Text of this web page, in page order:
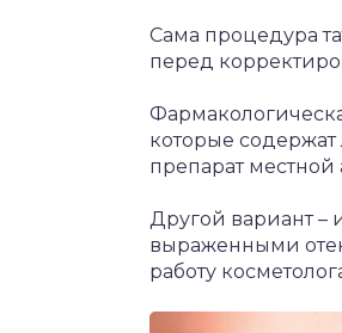
Сама процедура
перед
которые
препарат местной
Другой вариант –
выраженными
работу